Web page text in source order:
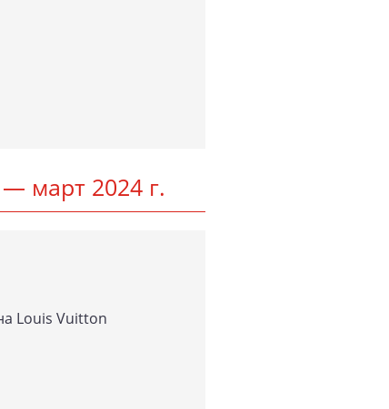
март 2024 г.
Lo­uis Vu­it­ton